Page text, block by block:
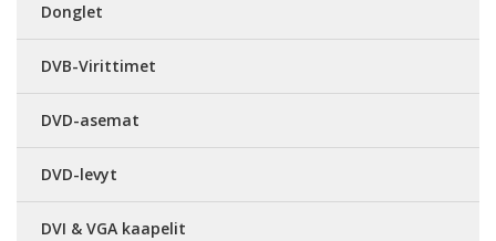
Donglet
DVB-Virittimet
DVD-asemat
DVD-levyt
DVI & VGA kaapelit